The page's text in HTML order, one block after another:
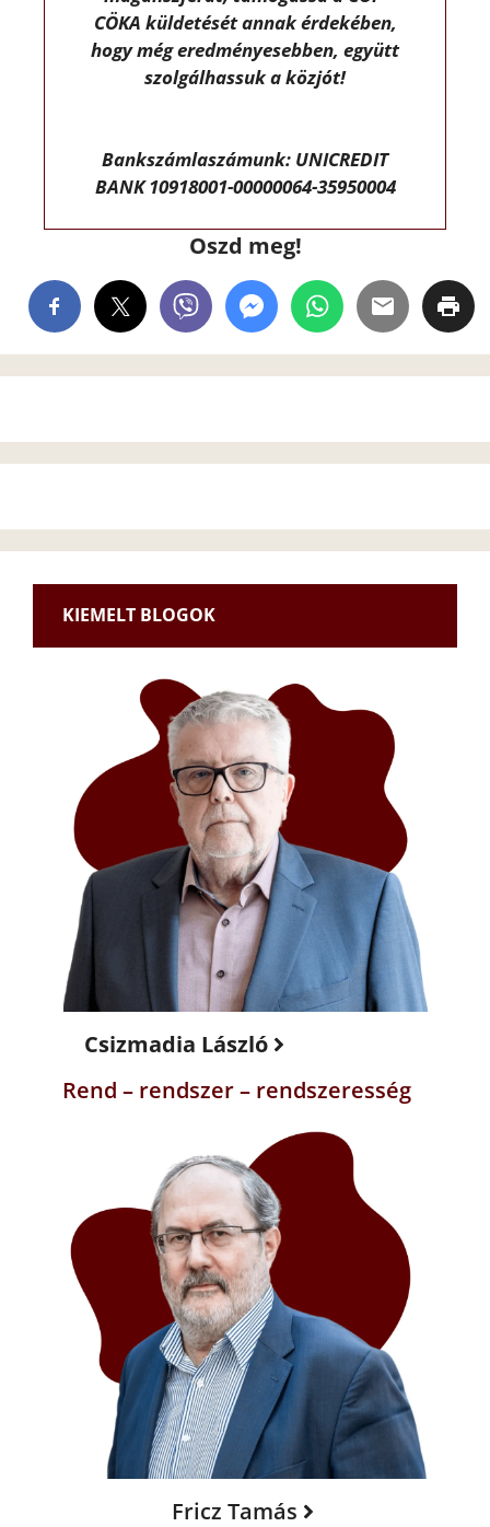
CÖKA küldetését annak érdekében,
hogy még eredményesebben, együtt
szolgálhassuk a közjót!
Bankszámlaszámunk: UNICREDIT
BANK 10918001-00000064-35950004
Oszd meg!
KIEMELT BLOGOK
Csizmadia László
Rend – rendszer – rendszeresség
Fricz Tamás